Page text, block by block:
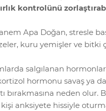
kontrolünü
Apa Doğan, stresle
kuru yemişler ve bitki
salgılanan
hormonu savaş ya
bırakmasına neden
anksiyete hissiyle